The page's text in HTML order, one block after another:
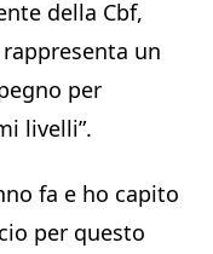
della Cbf,
un
per
livelli”.
fa e ho capito
per questo